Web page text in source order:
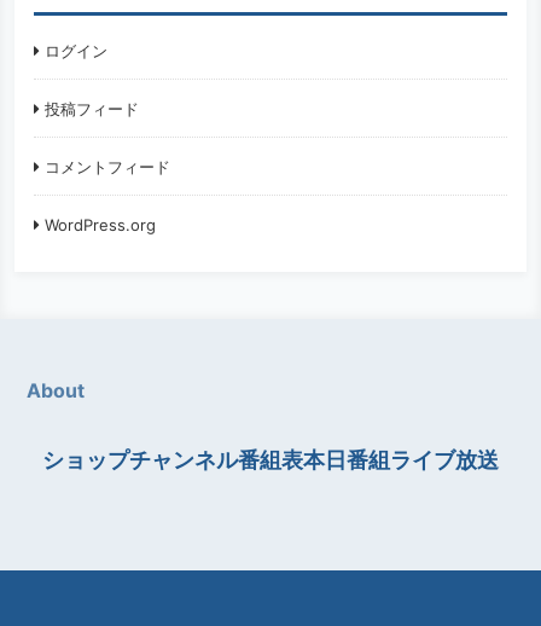
ログイン
投稿フィード
コメントフィード
WordPress.org
About
ショップチャンネル番組表本日番組ライブ放送